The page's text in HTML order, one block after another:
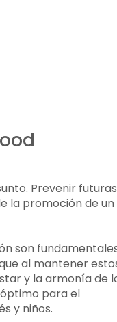
Prevenir futuras
la promoción de un
son
al mantener
y la armonía de
para el
y niños.